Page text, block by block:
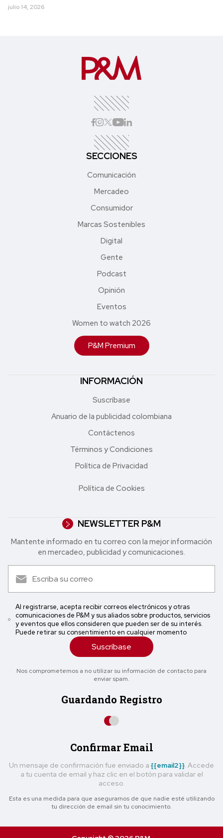
julio 14, 2026
SECCIONES
Comunicación
Mercadeo
Consumidor
Marcas Sostenibles
Digital
Gente
Podcast
Opinión
Eventos
Women to watch 2026
P&M Premium
INFORMACIÓN
Suscríbase
Anuario de la publicidad colombiana
Contáctenos
Términos y Condiciones
Política de Privacidad
Política de Cookies
NEWSLETTER P&M
Mantente informado en tu correo con la mejor in formación
en mercadeo, publicidad y comunicaciones.
Al registrarse, acepta recibir correos electrónicos y otras
comunicaciones de P&M y sus aliados sobre productos, servicios
y eventos que ellos consideren que pueden ser de su interés.
Puede retirar su consentimiento en cualquier momento
Suscríbase
Nos comprometemos a no utilizar su información de contacto para
enviar spam.
Guardando Registro
Confirmar Email
Un mensaje de confirmación fue enviado a {{email2}} . Accede
a tu cuenta de email y haz clic en el botón para validar el
acceso.
Esta es una medida para que asegurarnos de que nadie esté utilizando
tu dirección de email sin tu conocimiento.